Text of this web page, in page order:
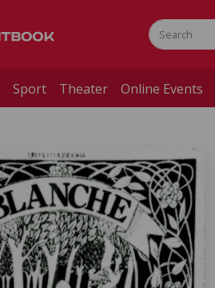
Sport Theater Online Events